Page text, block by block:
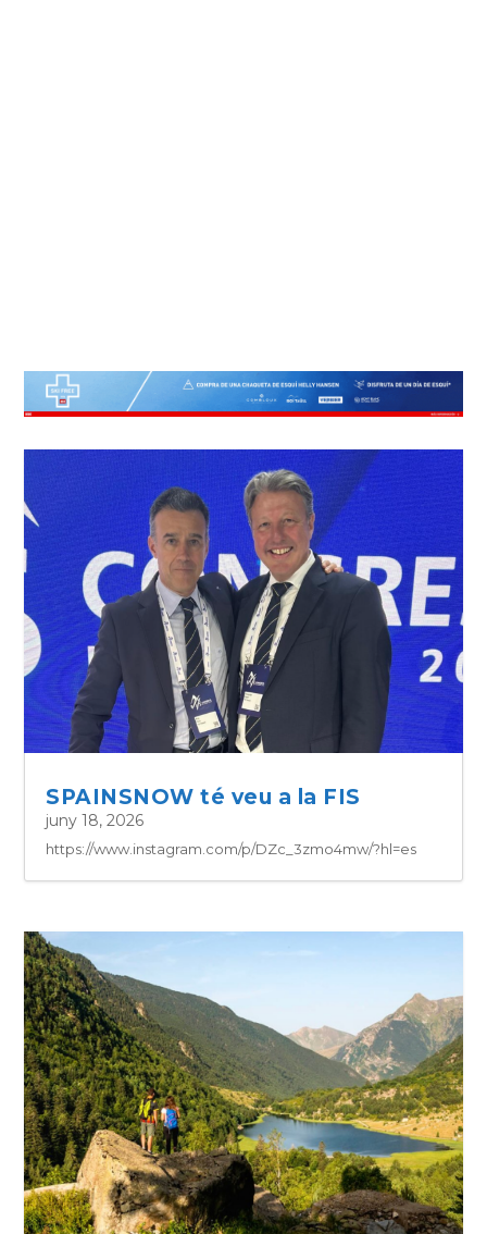
SPAINSNOW té veu a la FIS
juny 18, 2026
https://www.instagram.com/p/DZc_3zmo4mw/?hl=es